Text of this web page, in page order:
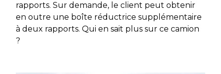
rapports. Sur demande, le client peut obtenir
en outre une boîte réductrice supplémentaire
à deux rapports. Qui en sait plus sur ce camion
?